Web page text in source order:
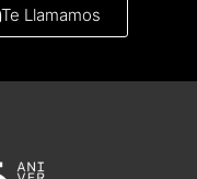
Te Llamamos